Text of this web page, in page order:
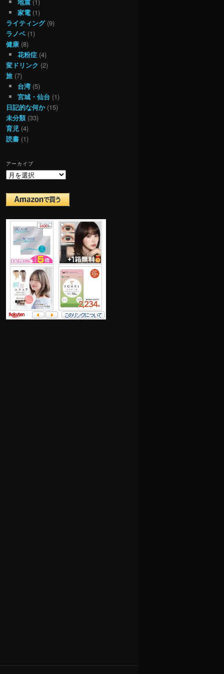
家電(1)
ライティング(9)
ラノベ (1)
健康 (8)
花粉症(4)
変ドリンク (2)
旅 (7)
台湾(5)
宮城・仙台 (1)
日記的な何か(15)
未分類(33)
育児 (4)
読書 (1)
アーカイブ
ア
カ
イ